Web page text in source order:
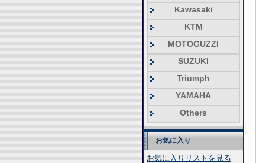
Kawasaki
KTM
MOTOGUZZI
SUZUKI
Triumph
YAMAHA
Others
お気に入り
お気に入りリストを見る